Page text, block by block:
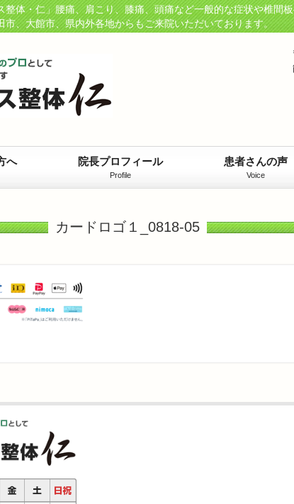
体・仁」腰痛、肩こり、膝痛、頭痛など一般的な症状や椎間
、大館市、県内外各地からもご来院いただいております。
へ 院長プロフィール
Profile
患者さんの声
Voice
カードロゴ１_0818-05